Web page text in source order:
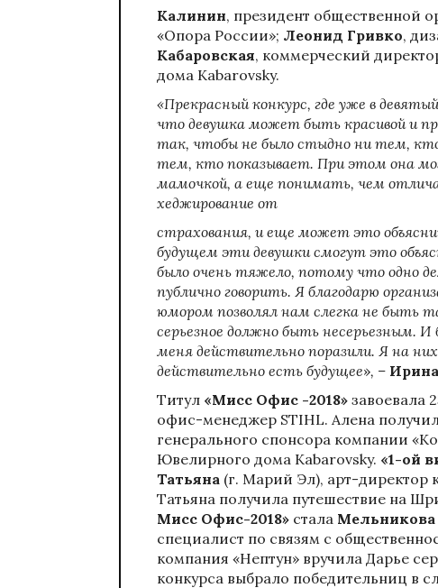
Калинин, президент общественной
«Опора России»; Леонид Гривко,
Кабаровская, коммерческий
дома Kabarovsky.
«Прекрасный конкурс, где уже в
что девушка может быть красивой и
так, чтобы не было стыдно ни тем,
тем, кто показывает. При этом она
мамочкой, а еще понимать, чем
хеджирование от
страхования, и еще может это
будущем эти девушки смогут это
было очень тяжело, потому что одно
публично говорить. Я благодарю
юмором позволял нам слегка не быть
серьезное должно быть несерьезным.
меня действительно поразили. Я на
действительно есть будущее», –
Титул «Мисс Офис -2018» завоевала
офис-менеджер STIHL. Алена
генерального спонсора компании
Ювелирного дома Kabarovsky. «1-ой
Татьяна (г. Марий Эл), арт-
Татьяна получила путешествие на
Мисс Офис-2018» стала Мельникова
специалист по связям с
компания «Нептун» вручила Дарье
конкурса выбрало победительниц в